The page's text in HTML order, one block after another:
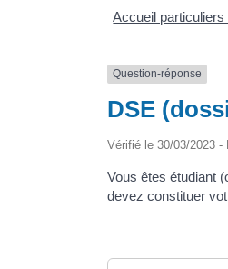
Accueil particuliers
Question-réponse
DSE
Vérifié le 30/03/2023 -
Vous êtes étudiant
devez constituer